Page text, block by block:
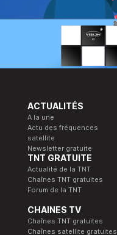
ACTUALITÉS
A la une
Actu des fréquences
satellite
Newsletter gratuite
TNT GRATUITE
Actualité de la TNT
Chaînes TNT gratuites
Forum de la TNT
CHAINES TV
Chaînes TNT gratuites
Chaînes satellite gratuites